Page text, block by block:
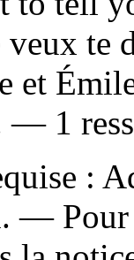
veux te
et
1
:
— Pour